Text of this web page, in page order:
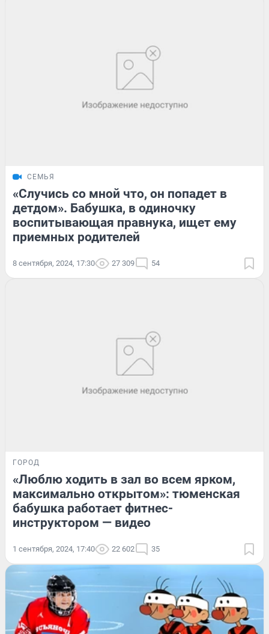
СЕМЬЯ
«Случись со мной что, он попадет в
детдом». Бабушка, в одиночку
воспитывающая правнука, ищет ему
приемных родителей
8 сентября, 2024, 17:30 27 309 54
ГОРОД
«Люблю ходить в зал во всем ярком,
максимально открытом»: тюменская
бабушка работает фитнес-
инструктором — видео
1 сентября, 2024, 17:40 22 602 35